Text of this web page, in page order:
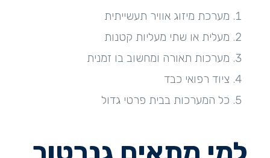
מערכת מיזוג אוויר תעשייתית
מעלית או שתי מעליות קטנות
מערכות תאורה ומחשוב בו זמנית
ציוד רפואי כבד
כל המערכות בבית פרטי גדול